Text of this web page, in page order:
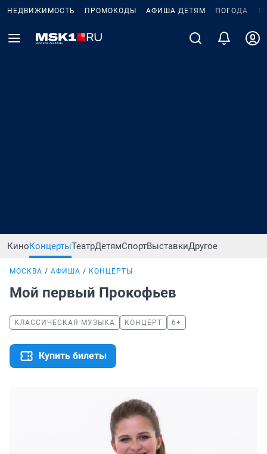
НЕДВИЖИМОСТЬ ПРОМОКОДЫ АФИША ДЕТЯМ ПОГОДА
КиноКонцертыТеатрДетямСпортВыставкиДругое
МОСКВА АФИША КОНЦЕРТЫ
Мой первый Прокофьев
КЛАССИЧЕСКАЯ МУЗЫКА КОНЦЕРТ 6+
Купить билеты